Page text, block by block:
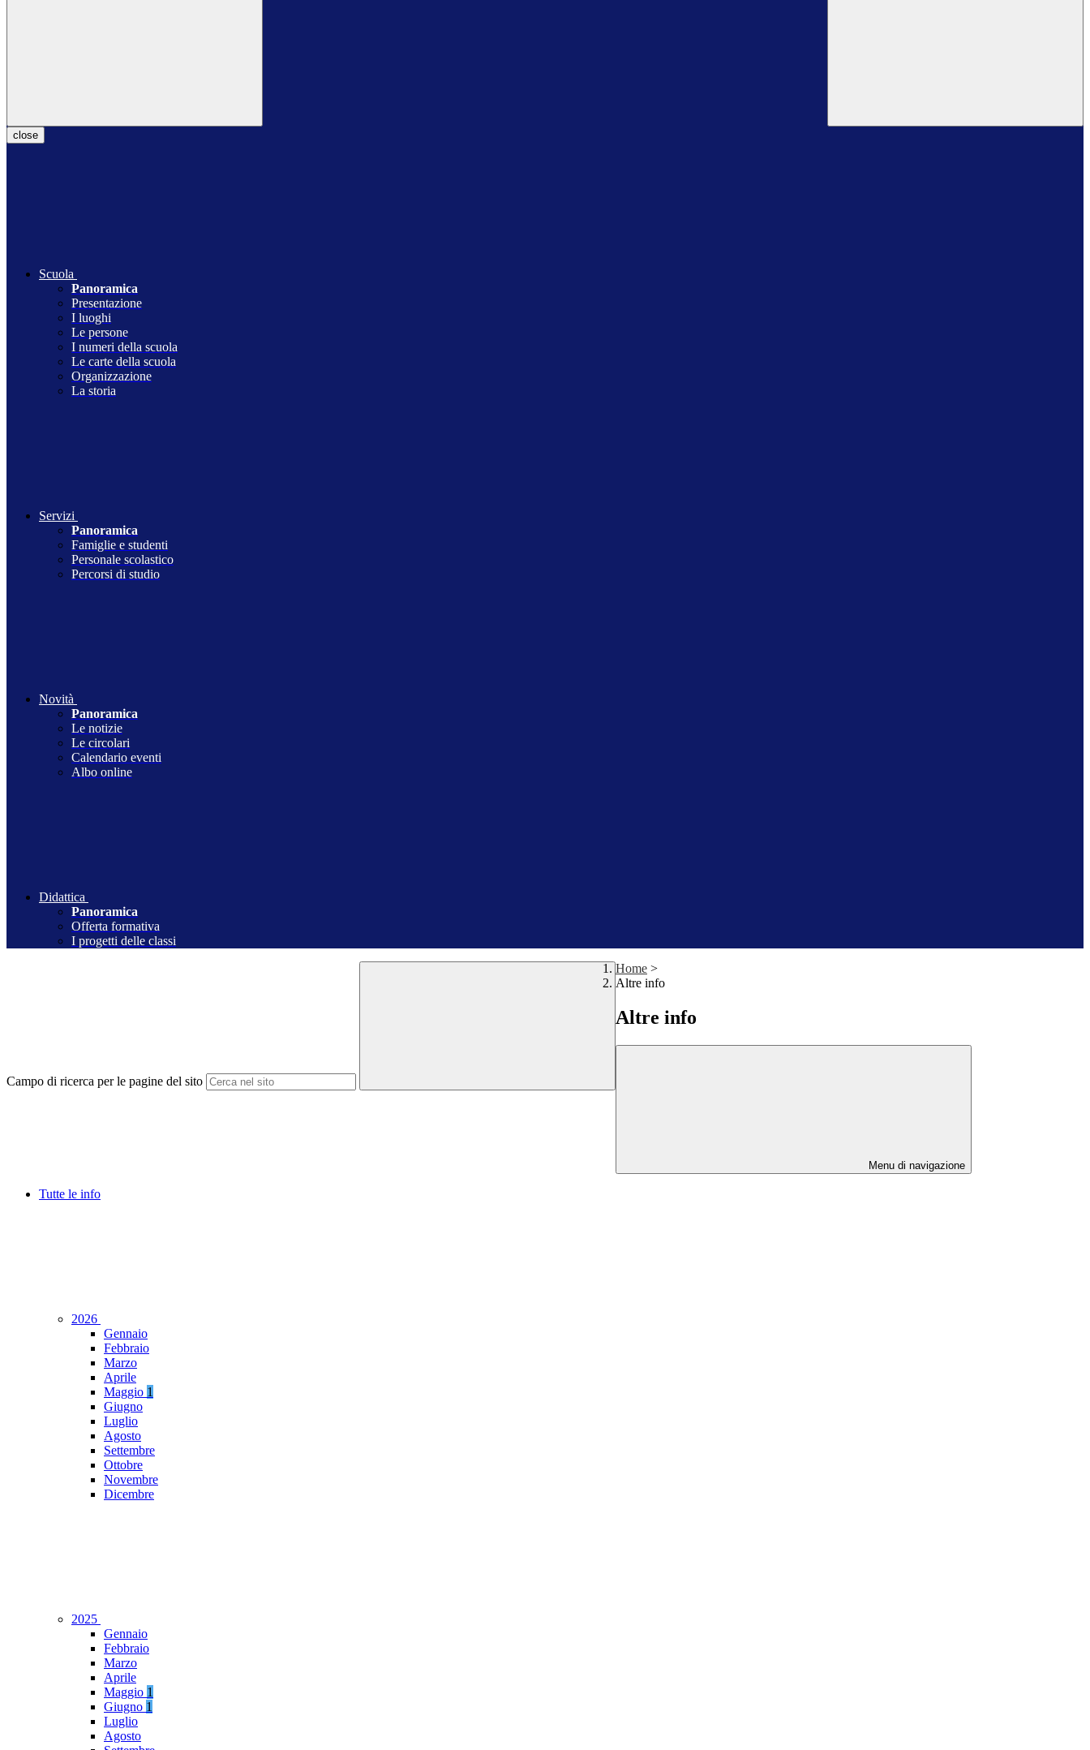
close
Scuola
Panoramica
Presentazione
I luoghi
Le persone
I numeri della scuola
Le carte della scuola
Organizzazione
La storia
Servizi
Panoramica
Famiglie e studenti
Personale scolastico
Percorsi di studio
Novità
Panoramica
Le notizie
Le circolari
Calendario eventi
Albo online
Didattica
Panoramica
Offerta formativa
I progetti delle classi
Campo di ricerca per le pagine del sito
Home >
Altre info
Altre info
Menu di navigazione
Tutte le info
2026
Gennaio
Febbraio
Marzo
Aprile
Maggio 1
Giugno
Luglio
Agosto
Settembre
Ottobre
Novembre
Dicembre
2025
Gennaio
Febbraio
Marzo
Aprile
Maggio 1
Giugno 1
Luglio
Agosto